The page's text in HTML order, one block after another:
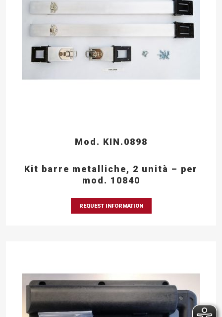
Mod. KIN.0898
Kit barre metalliche, 2 unità – per
mod. 10840
REQUEST INFORMATION